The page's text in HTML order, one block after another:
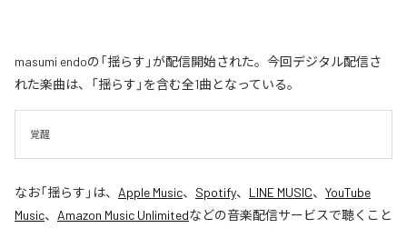
masumi endoの「揺らす」が配信開始された。今回デジタル配信さ
れた楽曲は、「揺らす」を含む全1曲となっている。
覚醒
なお「揺らす 」は、 Apple Music、 Spotify、 LINE MUSIC、 YouTube
Music、 Amazon Music Unlimitedなどの音楽配信サービスで聴くこと